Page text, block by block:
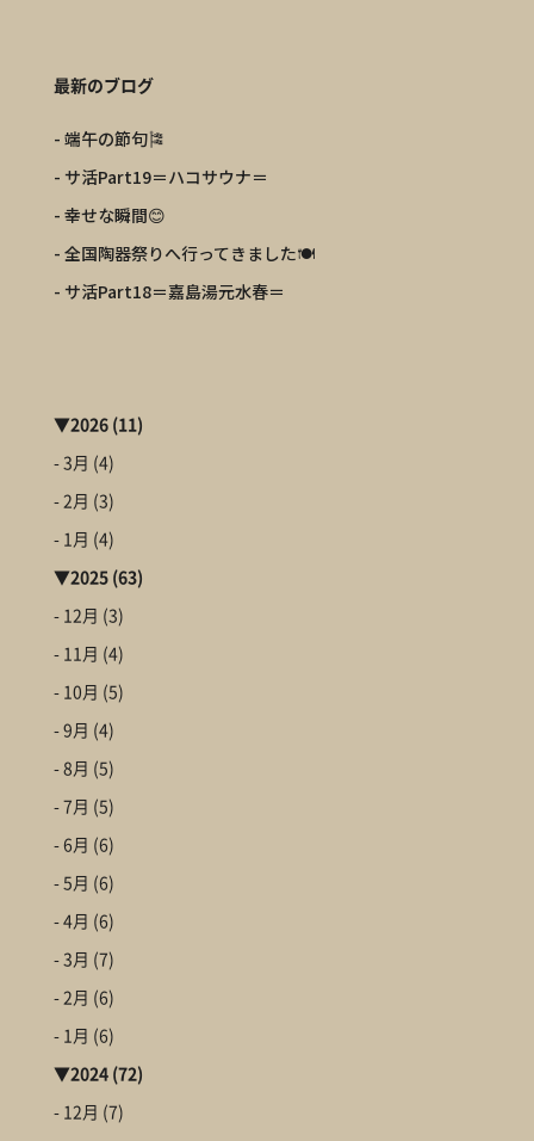
最新のブログ
- 端午の節句🎏
- サ活Part19＝ハコサウナ＝
- 幸せな瞬間😊
- 全国陶器祭りへ行ってきました🍽️
- サ活Part18＝嘉島湯元水春＝
▼2026(11)
- 3月 (4)
- 2月 (3)
- 1月 (4)
▼2025(63)
- 12月 (3)
- 11月 (4)
- 10月 (5)
- 9月 (4)
- 8月 (5)
- 7月 (5)
- 6月 (6)
- 5月 (6)
- 4月 (6)
- 3月 (7)
- 2月 (6)
- 1月 (6)
▼2024(72)
- 12月 (7)